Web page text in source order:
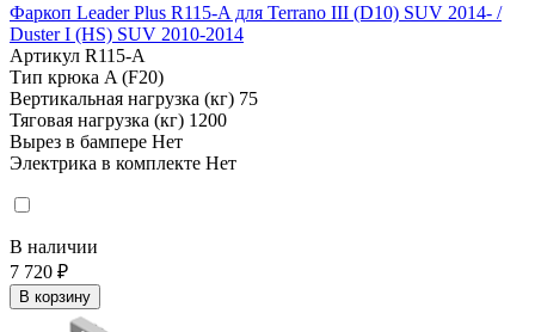
Фаркоп Leader Plus R115-A для Terrano III (D10) SUV 2014- /
Duster I (HS) SUV 2010-2014
Артикул R115-A
Тип крюка A (F20)
Вертикальная нагрузка (кг) 75
Тяговая нагрузка (кг) 1200
Вырез в бампере Нет
Электрика в комплекте Нет
В наличии
7 720 ₽
В корзину